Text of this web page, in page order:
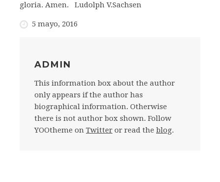
gloria. Amen. Ludolph V.Sachsen
5 mayo, 2016
ADMIN
This information box about the author
only appears if the author has
biographical information. Otherwise
there is not author box shown. Follow
YOOtheme on Twitter or read the blog.